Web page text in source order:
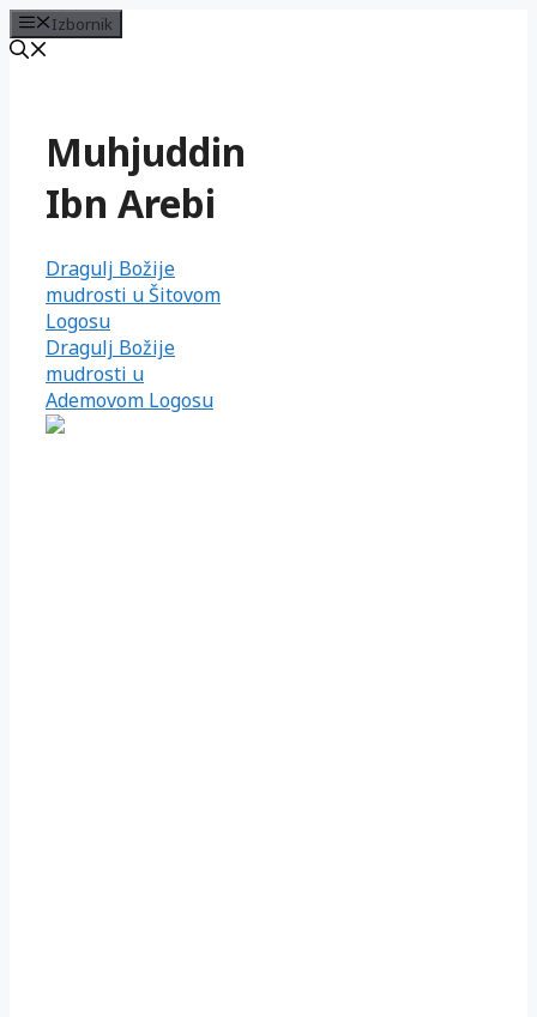
Izbornik
Muhjuddin
Ibn Arebi
Dragulj Božije
mudrosti u Šitovom
Logosu
Dragulj Božije
mudrosti u
Ademovom Logosu